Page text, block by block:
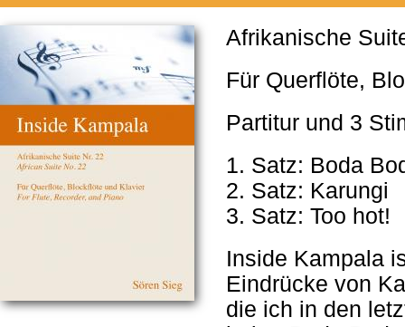
Afrikanische
Für Querflöte,
Partitur und 3
1. Satz: Boda
2. Satz: Karungi
3. Satz: Too hot!
Inside Kampala
Eindrücke von
die ich in den